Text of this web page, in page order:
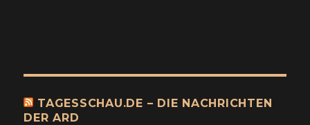
TAGESSCHAU.DE – DIE NACHRICHTEN
DER ARD